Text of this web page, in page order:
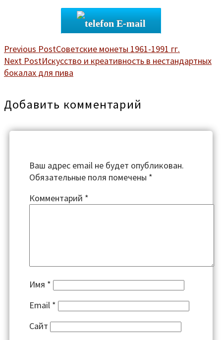
E-mail
Previous PostСоветские монеты 1961-1991 гг.
Next PostИскусство и креативность в нестандартных
бокалах для пива
Добавить комментарий
Ваш адрес email не будет опубликован.
Обязательные поля помечены *
Комментарий *
Имя *
Email *
Сайт